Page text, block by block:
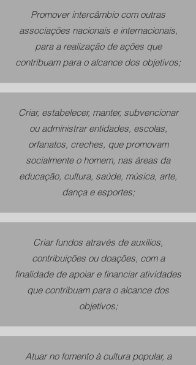
Promover intercâmbio com outras
associações nacionais e internacionais,
para a realização de ações que
contribuam para o alcance dos objetivos;
Criar, estabelecer, manter, subvencionar
ou administrar entidades, escolas,
orfanatos, creches, que promovam
socialmente o homem, nas áreas da
educação, cultura, saúde, música, arte,
dança e esportes;
Criar fundos através de auxílios,
contribuições ou doações, com a
finalidade de apoiar e financiar atividades
que contribuam para o alcance dos
objetivos;
Atuar no fomento à cultura popular, a